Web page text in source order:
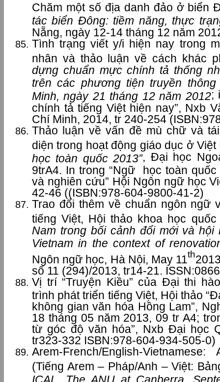
Chăm một số địa danh đảo ở biển
tác biển Đông: tiềm năng, thực
Nẵng, ngày 12-14 tháng 12 năm
Tình trạng viết y/i hiện nay trong
nhân và thảo luận về cách khác
dựng chuẩn mực chính tả thống
trên các phương tiện truyền thông
Minh, ngày 21 tháng 12 năm 2012;
chính tả tiếng Việt hiện nay”, Nxb
Chí Minh, 2014, tr 240-254
Thảo luận về vấn đề mù chữ và
diện trong hoạt động giáo dục ở
học toàn quốc 2013”, Đại học
9trA4. In trong “Ngữ học toàn
và nghiên cứu” Hội Ngôn ngữ học
42-46 ((ISBN:978-604-9800-41-2)
Trao đổi thêm về chuẩn ngôn ngữ
tiếng Việt, Hội thảo khoa học quốc
Nam trong bối cảnh đổi mới và hội
Vietnam in the context of
Ngôn ngữ học, Hà Nội, May 11 th
số 11 (294)/2013, tr14-21.
Vị trí “Truyện Kiều” của Đại thi
trình phát triển tiếng Việt, Hội thảo
không gian văn hóa Hồng Lam”,
18 tháng 05 năm 2013, 09 tr A4;
từ góc độ văn hóa”, Nxb Đại học
tr323-332 ISBN:978-604-934-505-0)
Arem-French/English-
(Tiếng Arem – Pháp/Anh – Việt:
ICAL, The ANU at Canberra,